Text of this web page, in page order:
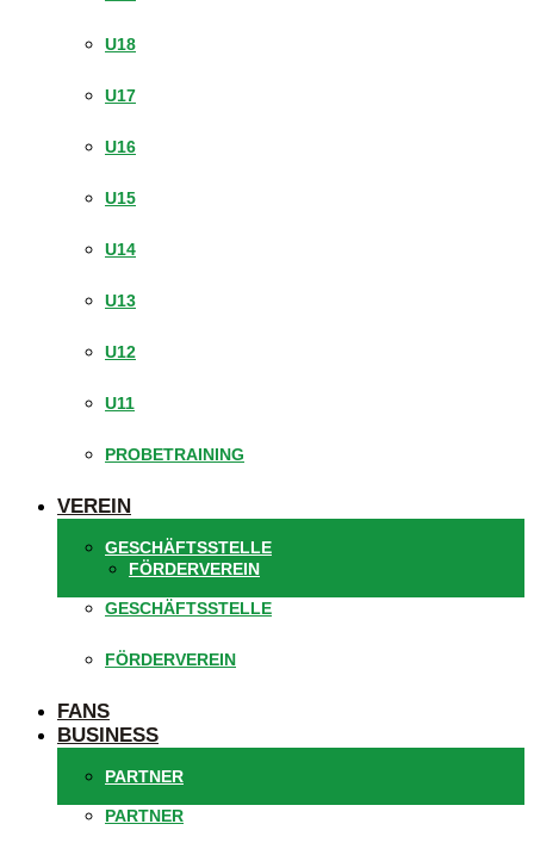
U18
U17
U16
U15
U14
U13
U12
U11
PROBETRAINING
VEREIN
GESCHÄFTSSTELLE
FÖRDERVEREIN
GESCHÄFTSSTELLE
FÖRDERVEREIN
FANS
BUSINESS
PARTNER
PARTNER